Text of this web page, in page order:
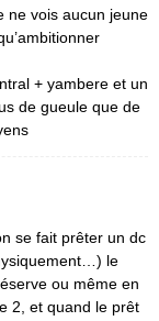
ne vois aucun jeune
+ yambere et un
de gueule que de
se fait prêter un dc
le
ou même en
2, et quand le prêt